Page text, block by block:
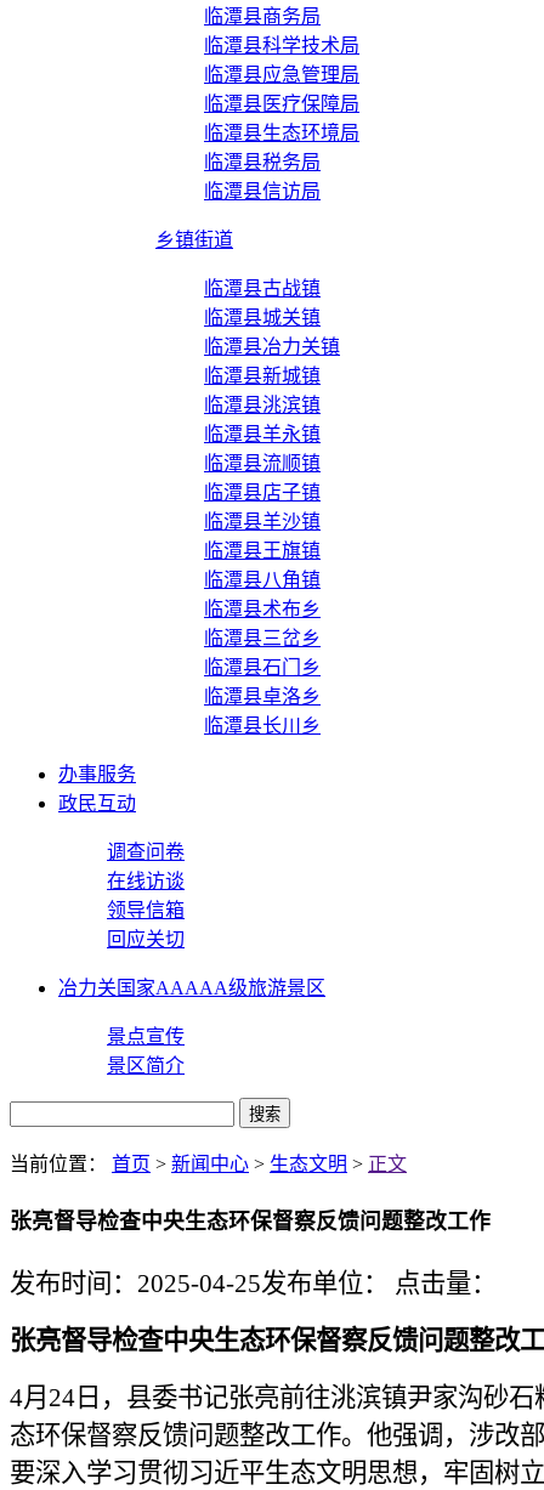
临潭县商务局
临潭县科学技术局
临潭县应急管理局
临潭县医疗保障局
临潭县生态环境局
临潭县税务局
临潭县信访局
乡镇街道
临潭县古战镇
临潭县城关镇
临潭县冶力关镇
临潭县新城镇
临潭县洮滨镇
临潭县羊永镇
临潭县流顺镇
临潭县店子镇
临潭县羊沙镇
临潭县王旗镇
临潭县八角镇
临潭县术布乡
临潭县三岔乡
临潭县石门乡
临潭县卓洛乡
临潭县长川乡
办事服务
政民互动
调查问卷
在线访谈
领导信箱
回应关切
冶力关国家AAAAA级旅游景区
景点宣传
景区简介
当前位置： 首页 > 新闻中心 > 生态文明 > 正文
张亮督导检查中央生态环保督察反馈问题整改工作
发布时间：2025-04-25发布单位： 点击量：
张亮督导检查中央生态环保督察反馈问题整改
4月24日，县委书记张亮前往洮滨镇尹家沟砂石
态环保督察反馈问题整改工作。他强调，涉改
要深入学习贯彻习近平生态文明思想，牢固树